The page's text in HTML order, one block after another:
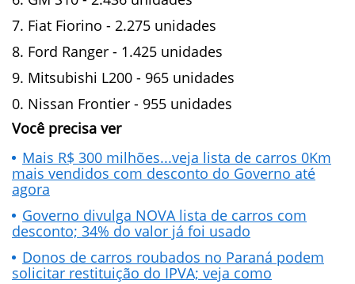
Fiat Fiorino - 2.275 unidades
Ford Ranger - 1.425 unidades
Mitsubishi L200 - 965 unidades
Nissan Frontier - 955 unidades
Você precisa ver
Mais R$ 300 milhões...veja lista de carros 0Km
mais vendidos com desconto do Governo até
agora
Governo divulga NOVA lista de carros com
desconto; 34% do valor já foi usado
Donos de carros roubados no Paraná podem
solicitar restituição do IPVA; veja como